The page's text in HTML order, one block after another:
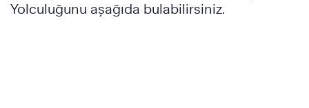
Yolculuğunu aşağıda bulabilirsiniz.